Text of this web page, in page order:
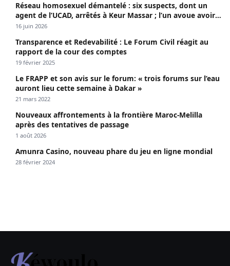
Réseau homosexuel démantelé : six suspects, dont un
agent de l’UCAD, arrêtés à Keur Massar ; l’un avoue avoir
propagé le VIH depuis 2018
16 juin 2026
Transparence et Redevabilité : Le Forum Civil réagit au
rapport de la cour des comptes
19 février 2025
Le FRAPP et son avis sur le forum: « trois forums sur l’eau
auront lieu cette semaine à Dakar »
21 mars 2022
Nouveaux affrontements à la frontière Maroc-Melilla
après des tentatives de passage
1 août 2026
Amunra Casino, nouveau phare du jeu en ligne mondial
28 février 2024